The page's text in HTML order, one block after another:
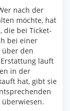
nach der
möchte, hat
die bei Ticket-
bei einer
über den
läuft
in der
hat, gibt sie